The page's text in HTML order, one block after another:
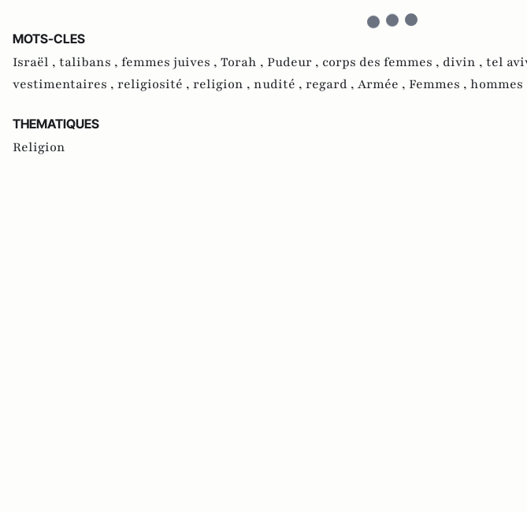
MOTS-CLES
Israël , talibans , femmes juives , Torah , Pudeur , corps des femmes , divin , tel
vestimentaires , religiosité , religion , nudité , regard , Armée , Femmes , hommes
THEMATIQUES
Religion